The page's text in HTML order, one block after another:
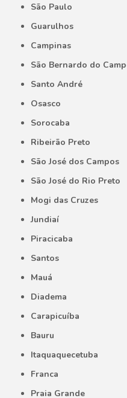
São Paulo
Guarulhos
Campinas
São Bernardo do
Santo André
Osasco
Sorocaba
Ribeirão Preto
São José dos Campos
São José do Rio Preto
Mogi das Cruzes
Jundiaí
Piracicaba
Santos
Mauá
Diadema
Carapicuíba
Bauru
Itaquaquecetuba
Franca
Praia Grande